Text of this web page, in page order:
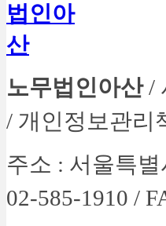
노무법인아산/
/ 개인정보관리
주소 : 서울특
02-585-1910 /